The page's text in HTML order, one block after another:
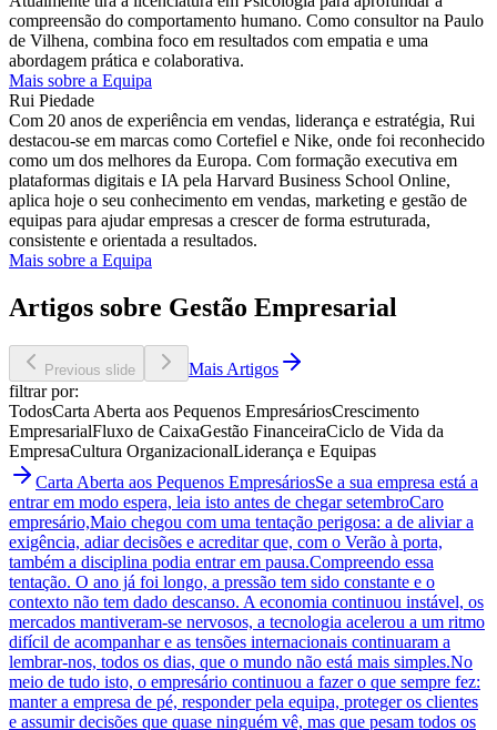
compreensão do comportamento humano. Como consultor na Paulo
de Vilhena, combina foco em resultados com empatia e uma
abordagem prática e colaborativa.
Mais sobre a Equipa
Rui Piedade
Com 20 anos de experiência em vendas, liderança e estratégia, Rui
destacou-se em marcas como Cortefiel e Nike, onde foi reconhecido
como um dos melhores da Europa. Com formação executiva em
plataformas digitais e IA pela Harvard Business School Online,
aplica hoje o seu conhecimento em vendas, marketing e gestão de
equipas para ajudar empresas a crescer de forma estruturada,
consistente e orientada a resultados.
Mais sobre a Equipa
Artigos sobre Gestão Empresarial
Previous slide
Mais Artigos
filtrar por:
TodosCarta Aberta aos Pequenos EmpresáriosCrescimento
EmpresarialFluxo de CaixaGestão FinanceiraCiclo de Vida da
EmpresaCultura OrganizacionalLiderança e Equipas
Carta Aberta aos Pequenos EmpresáriosSe a sua empresa está a
entrar em modo espera, leia isto antes de chegar setembroCaro
empresário,Maio chegou com uma tentação perigosa: a de aliviar a
exigência, adiar decisões e acreditar que, com o Verão à porta,
também a disciplina podia entrar em pausa.Compreendo essa
tentação. O ano já foi longo, a pressão tem sido constante e o
contexto não tem dado descanso. A economia continuou instável, os
mercados mantiveram-se nervosos, a tecnologia acelerou a um ritmo
difícil de acompanhar e as tensões internacionais continuaram a
lembrar-nos, todos os dias, que o mundo não está mais simples.No
meio de tudo isto, o empresário continuou a fazer o que sempre fez:
manter a empresa de pé, responder pela equipa, proteger os clientes
e assumir decisões que quase ninguém vê, mas que pesam todos os